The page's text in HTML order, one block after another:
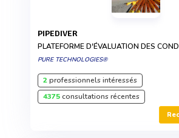
PIPEDIVER
PLATEFORME D'ÉVALUATION DES
PURE TECHNOLOGIES®
2professionnels intéressés
4375consultations récentes